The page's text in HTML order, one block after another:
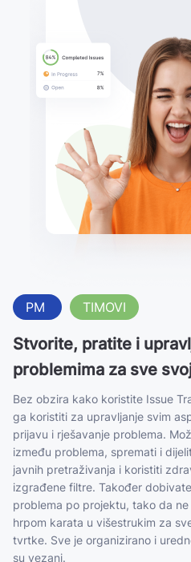
PM TIMOVI
Stvorite, pratite i
problemima za sve
Bez obzira kako koristite Issue
ga koristiti za upravljanje svim
prijavu i rješavanje problema.
između problema, spremati i
javnih pretraživanja i koristiti
izgrađene filtre. Također
problema po projektu, tako da
hrpom karata u višestrukim za
tvrtke. Sve je organizirano i
su vezani.